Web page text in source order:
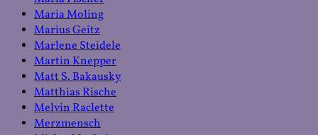
Maria Moling
Marius Geitz
Marlene Steidele
Martin Knepper
Matt S. Bakausky
Matthias Rische
Melvin Raclette
Merzmensch